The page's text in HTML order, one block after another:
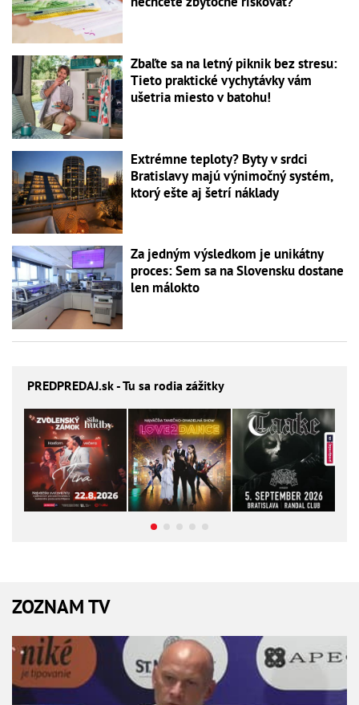
Zbaľte sa na letný piknik bez stresu:
Tieto praktické vychytávky vám
ušetria miesto v batohu!
Extrémne teploty? Byty v srdci
Bratislavy majú výnimočný systém,
ktorý ešte aj šetrí náklady
Za jedným výsledkom je unikátny
proces: Sem sa na Slovensku dostane
len málokto
PREDPREDAJ.sk - Tu sa rodia zážitky
ZOZNAM TV